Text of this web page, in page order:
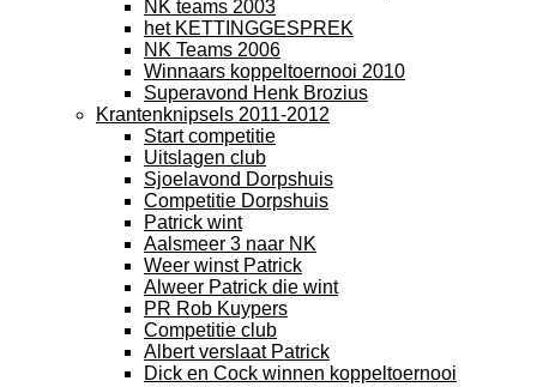
NK teams 2003
het KETTINGGESPREK
NK Teams 2006
Winnaars koppeltoernooi 2010
Superavond Henk Brozius
Krantenknipsels 2011-2012
Start competitie
Uitslagen club
Sjoelavond Dorpshuis
Competitie Dorpshuis
Patrick wint
Aalsmeer 3 naar NK
Weer winst Patrick
Alweer Patrick die wint
PR Rob Kuypers
Competitie club
Albert verslaat Patrick
Dick en Cock winnen koppeltoernooi